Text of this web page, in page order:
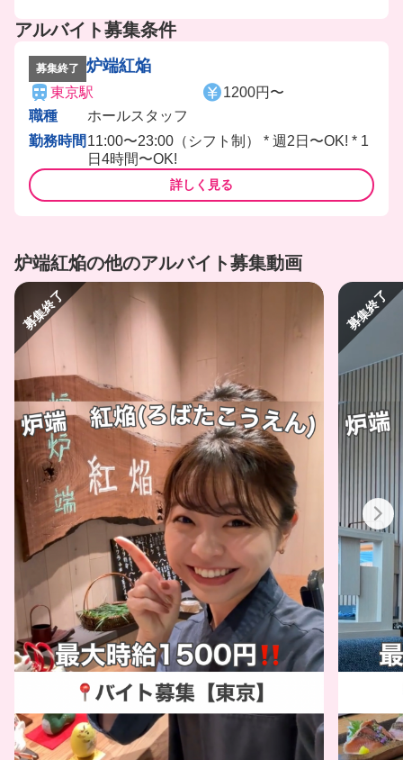
アルバイト募集条件
募集終了 炉端紅焔
東京駅
1200円〜
職種
ホールスタッフ
勤務時間 11:00〜23:00（シフト制） * 週2日〜OK! * 1
日4時間〜OK!
詳しく見る
炉端紅焔の他のアルバイト募集動画
募集終了 募集終了